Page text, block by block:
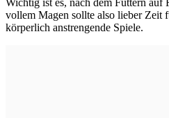
Wichtig ist es, nach dem Futtern auf
vollem Magen sollte also lieber Zeit
körperlich anstrengende Spiele.